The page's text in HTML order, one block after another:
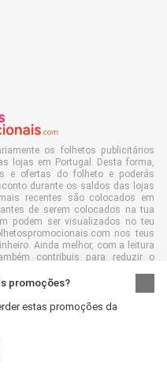
promoções?
estas promoções da
os folhetos publicitários
lojas em Portugal. Desta forma,
e ofertas do folheto e poderás
durante os saldos das lojas
recentes são colocados em
de serem colocados na tua
podem ser visualizados no teu
nos teus
Ainda melhor, com a leitura
contribuis para reduzir o
2026 |